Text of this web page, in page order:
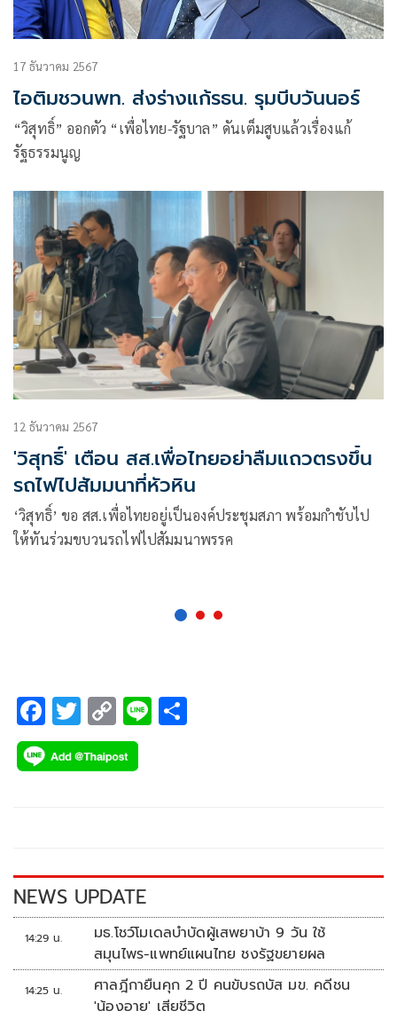
17 ธันวาคม 2567
ไอติมชวนพท. ส่งร่างแก้รธน. รุมบีบวันนอร์
“วิสุทธิ์” ออกตัว “เพื่อไทย-รัฐบาล” ดันเต็มสูบแล้วเรื่องแก้
รัฐธรรมนูญ
12 ธันวาคม 2567
'วิสุทธิ์' เตือน สส.เพื่อไทยอย่าลืมแถวตรงขึ้น
รถไฟไปสัมมนาที่หัวหิน
‘วิสุทธิ์’ ขอ ​สส.​เพื่อไทย​อยู่เป็นองค์ประชุม​สภา พร้อม​กำชับ​ไป
ให้ทันร่วมขบวนรถไฟไปสัมมนา​พรรค
F
ac
e
k
T
wi
tt
C
o
p
k
Li
NEWS UPDATE
14:29 น.
มธ.โชว์โมเดลบำบัดผู้เสพยาบ้า 9 วัน ใช้
สมุนไพร-แพทย์แผนไทย ชงรัฐขยายผล
14:25 น.
ศาลฎีกายืนคุก 2 ปี คนขับรถบัส มข. คดีชน
'น้องอาย' เสียชีวิต